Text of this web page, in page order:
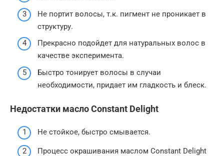
Не портит волосы, т.к. пигмент не проникает в
структуру.
Прекрасно подойдет для натуральных волос в
качестве эксперимента.
Быстро тонирует волосы в случаи
необходимости, придает им гладкость и блеск.
Недостатки масло Constant Delight
Не стойкое, быстро смывается.
Процесс окрашивания маслом Сonstant Delight